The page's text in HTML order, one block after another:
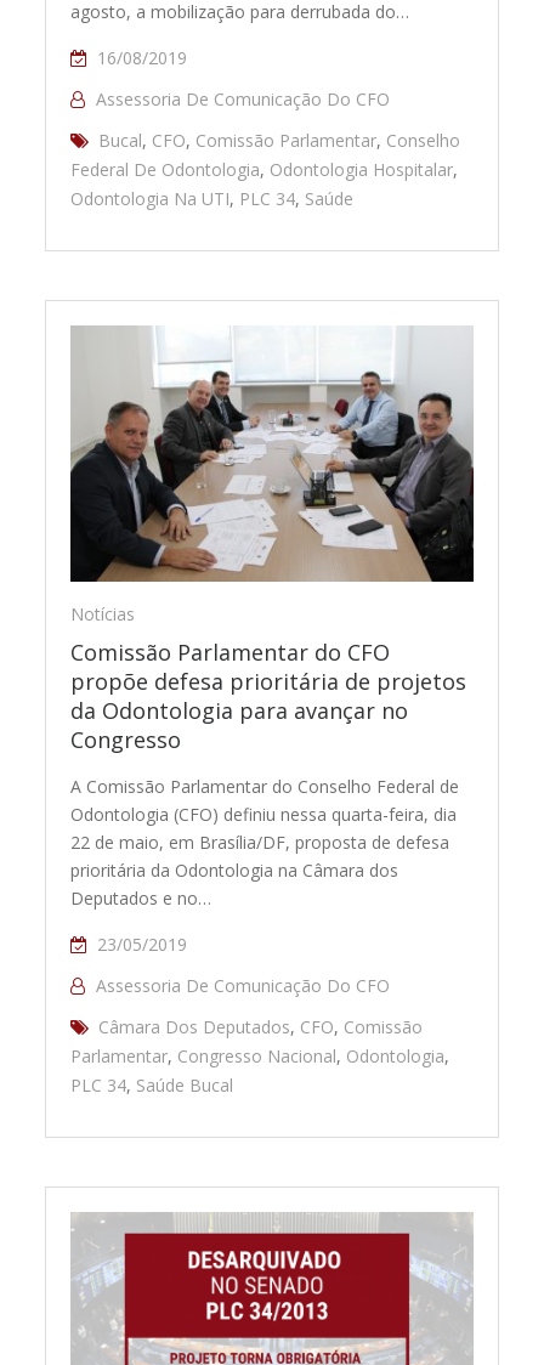
agosto, a mobilização para derrubada do…
16/08/2019
Assessoria De Comunicação Do CFO
Bucal, CFO, Comissão Parlamentar, Conselho
Federal De Odontologia, Odontologia Hospitalar,
Odontologia Na UTI, PLC 34, Saúde
Notícias
Comissão Parlamentar do CFO
propõe defesa prioritária de projetos
da Odontologia para avançar no
Congresso
A Comissão Parlamentar do Conselho Federal de
Odontologia (CFO) definiu nessa quarta-feira, dia
22 de maio, em Brasília/DF, proposta de defesa
prioritária da Odontologia na Câmara dos
Deputados e no…
23/05/2019
Assessoria De Comunicação Do CFO
Câmara Dos Deputados, CFO, Comissão
Parlamentar, Congresso Nacional, Odontologia,
PLC 34, Saúde Bucal